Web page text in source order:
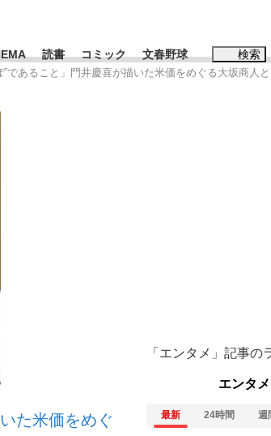
ら聞けない資産運用のすべて
読書 コミック 文春野球 検索
であること」門井慶喜が描いた米価をめぐる大坂商人
た米価をめぐ
「エンタメ」記事の
エンタメ
最新 24時間 週